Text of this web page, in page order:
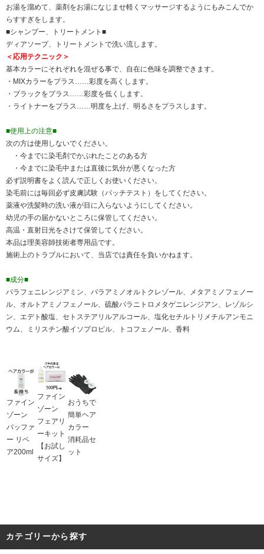
お湯を溜めて、薬剤をお湯になじませ軽くマッサージするようにもみこんでか
らすすぎをします。
■シャンプー、トリートメント■
ディアソープ、トリートメントで洗い流します。
＜応用テクニック＞
基本カラーにそれぞれを混ぜる事で、自在に色味を調整できます。
・MIXカラーをプラス……彩度を高くします。
・ブラックをプラス……彩度を低くします。
・ライトナーをプラス……明度を上げ、明るさをプラスします。
■使用上の注意■
次の方は使用しないでください。
・今までに染毛剤でかぶれたことのある方
・今までに染毛中または直後に気分が悪くなった方
必ず説明書をよく読んで正しくお使いください。
染毛前には毎回必ず皮膚試験（パッチテスト）をしてください。
薬液や洗髪時の洗い液が目に入らないようにしてください。
幼児の手の届かないところに保管してください。
高温・直射日光をさけて保管してください。
本品は理美容師技術者専用品です。
施術上のトラブルにおいて、当店では責任を負いかねます。
■成分■
パラフェニレンジアミン、パラアミノオルトクレゾール、メタアミノフェノー
ル、オルトアミノフェノール、硫酸パラニトロメタゲニレンジアン、レゾルシ
ン、エデト酸塩、セトステアリルアルコール、塩化セチルトリメチルアンモニ
ウム、ミリスチン酸イソプロピル、トコフェノール、香料
ファイン
ゾーン
バッファ
ー リペ
ア200ml
ファイン
ゾーン
フェアリ
ーキット
【お試し
サイズ】
おうちで
簡単ヘア
カラー
消耗品セ
ット
カテゴリーから探す